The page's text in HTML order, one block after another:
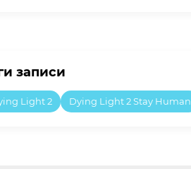
записи
Light 2 Dying Light 2 Stay Human